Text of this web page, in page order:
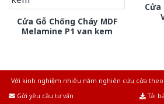
Cửa Gỗ Chống Cháy MDF
Melamine P1 van kem
Cửa
Với kinh nghiệm nhiêu năm nghiên cứu cửa
Gửi yêu cầu tư vấn
Tải